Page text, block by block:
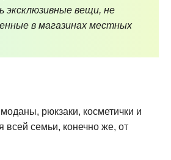
эксклюзивные вещи, не
в магазинах местных
рюкзаки, косметички и
всей семьи, конечно же, от